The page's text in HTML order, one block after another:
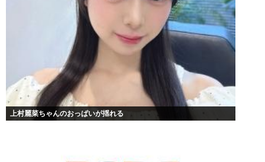
上村麗菜ちゃんのおっぱいが揺れる